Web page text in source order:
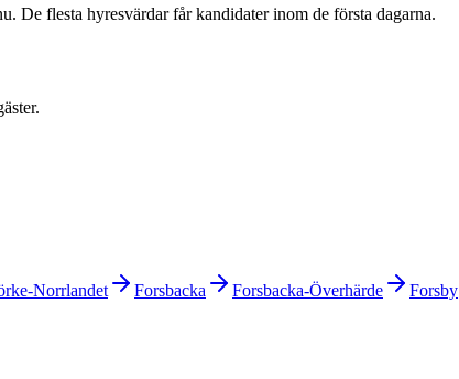
De flesta hyresvärdar får kandidater inom de första dagarna.
Norrlandet Forsbacka Forsbacka-Överhärde Forsby